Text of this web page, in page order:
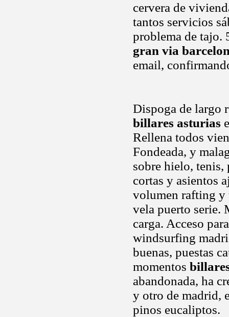
cervera de
tantos servicios
problema de tajo.
gran via
email,
Dispoga de largo
billares asturias
Rellena todos
Fondeada, y
sobre hielo, tenis,
cortas y asientos
volumen rafting y
vela puerto serie.
carga. Acceso
windsurfing
buenas, puestas
momentos
abandonada, ha
y otro de madrid,
pinos eucaliptos.